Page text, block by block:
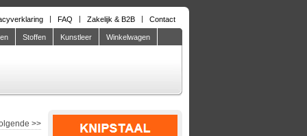
FAQ Zakelijk & B2B Contact
Stoffen Kunstleer Winkelwagen
>>